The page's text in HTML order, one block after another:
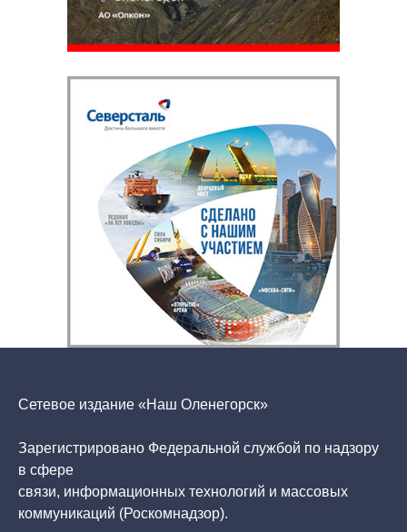
Сетевое издание «Наш Оленегорск»
Зарегистрировано Федеральной службой по надзору
в сфере
связи, информационных технологий и массовых
коммуникаций (Роскомнадзор).